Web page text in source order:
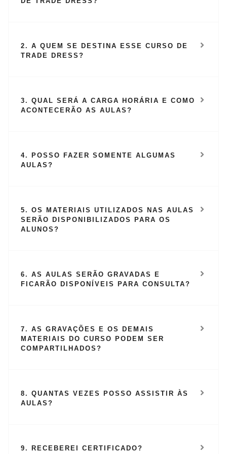
2. A QUEM SE DESTINA ESSE CURSO DE
TRADE DRESS?
3. QUAL SERÁ A CARGA HORÁRIA E COMO
ACONTECERÃO AS AULAS?
4. POSSO FAZER SOMENTE ALGUMAS
AULAS?
5. OS MATERIAIS UTILIZADOS NAS AULAS
SERÃO DISPONIBILIZADOS PARA OS
ALUNOS?
6. AS AULAS SERÃO GRAVADAS E
FICARÃO DISPONÍVEIS PARA CONSULTA?
7. AS GRAVAÇÕES E OS DEMAIS
MATERIAIS DO CURSO PODEM SER
COMPARTILHADOS?
8. QUANTAS VEZES POSSO ASSISTIR ÀS
AULAS?
9. RECEBEREI CERTIFICADO?